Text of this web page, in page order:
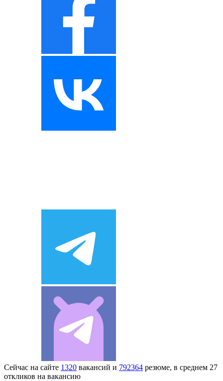
Сейчас на сайте 1320 вакансий и 792364 резюме, в среднем 27
откликов на вакансию